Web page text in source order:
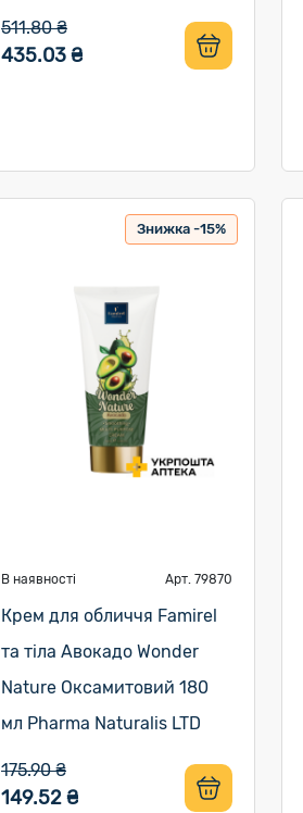
511.80 ₴
435.03 ₴
Знижка -15%
В наявності Арт. 79870
Крем для обличчя Famirel
та тіла Авокадо Wonder
Nature Оксамитовий 180
мл Pharma Naturalis LTD
175.90 ₴
149.52 ₴